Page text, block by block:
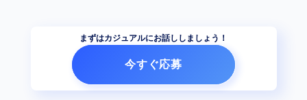
まずはカジュアルにお話ししましょう！
今すぐ応募